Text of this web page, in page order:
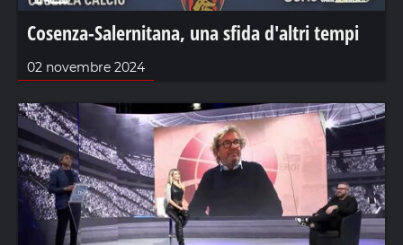
Cosenza-Salernitana, una sfida d'altri tempi
02 novembre 2024